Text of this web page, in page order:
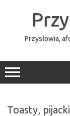
Przysłowia,
Toasty,